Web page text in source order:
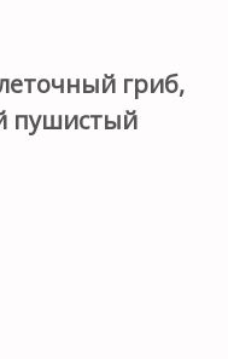
гриб,
пушистый